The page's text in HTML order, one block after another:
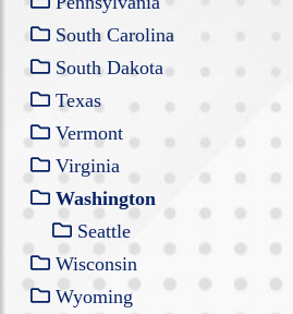
South Carolina
South Dakota
Texas
Vermont
Virginia
Washington
Seattle
Wisconsin
Wyoming